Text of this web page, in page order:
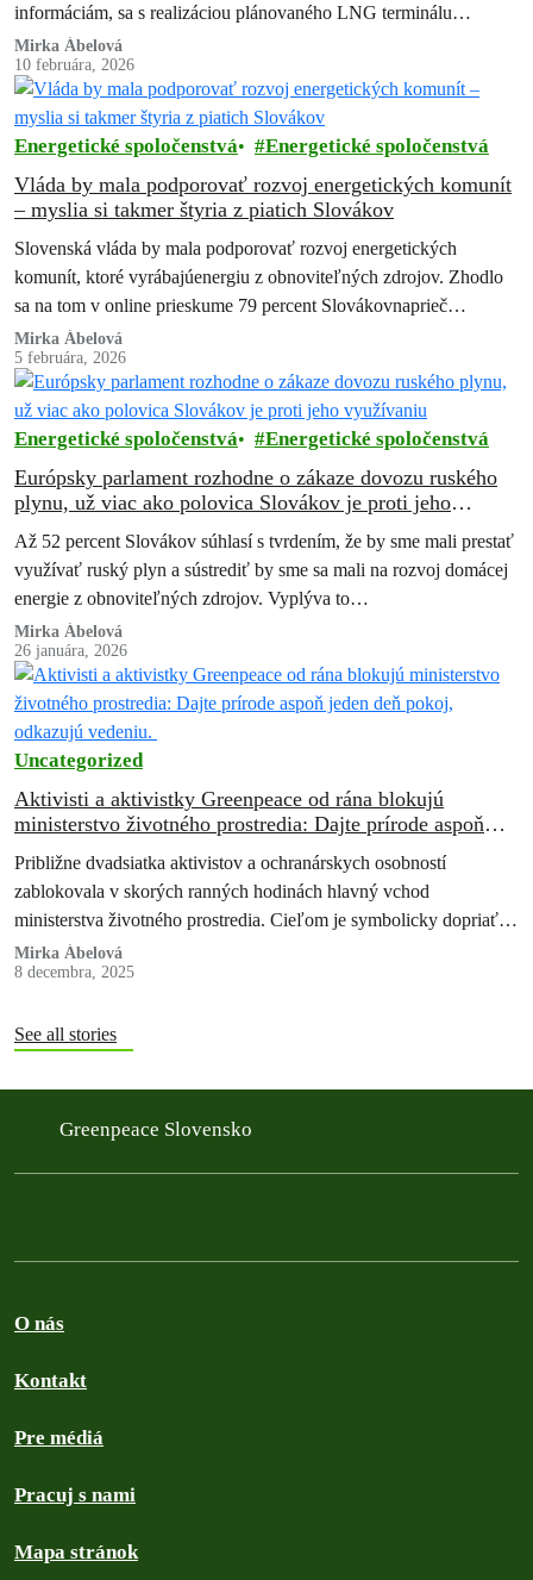
informáciám, sa s realizáciou plánovaného LNG terminálu
nepočíta. Greenpeace Slovensko, ktorý proti projektu…
Mirka Ábelová
10 februára, 2026
Energetické spoločenstvá Energetické spoločenstvá
Vláda by mala podporovať rozvoj energetických komunít
– myslia si takmer štyria z piatich Slovákov
Slovenská vláda by mala podporovať rozvoj energetických
komunít, ktoré vyrábajúenergiu z obnoviteľných zdrojov. Zhodlo
sa na tom v online prieskume 79 percent Slovákovnaprieč
politickou príslušnosťou. Reprezentatívny prieskum na vzorke
1000…
Mirka Ábelová
5 februára, 2026
Energetické spoločenstvá Energetické spoločenstvá
Európsky parlament rozhodne o zákaze dovozu ruského
plynu, už viac ako polovica Slovákov je proti jeho
využívaniu
Až 52 percent Slovákov súhlasí s tvrdením, že by sme mali prestať
využívať ruský plyn a sústrediť by sme sa mali na rozvoj domácej
energie z obnoviteľných zdrojov. Vyplýva to…
Mirka Ábelová
26 januára, 2026
Uncategorized
Aktivisti a aktivistky Greenpeace od rána blokujú
ministerstvo životného prostredia: Dajte prírode aspoň
jeden deň pokoj, odkazujú vedeniu.
Približne dvadsiatka aktivistov a ochranárskych osobností
zablokovala v skorých ranných hodinách hlavný vchod
ministerstva životného prostredia. Cieľom je symbolicky dopriať
prírode aspoň jeden deň oddychu od deštruktívnych krokov
vedenia rezortu.
Mirka Ábelová
8 decembra, 2025
See all stories
Greenpeace Slovensko
O nás
Kontakt
Pre médiá
Pracuj s nami
Mapa stránok